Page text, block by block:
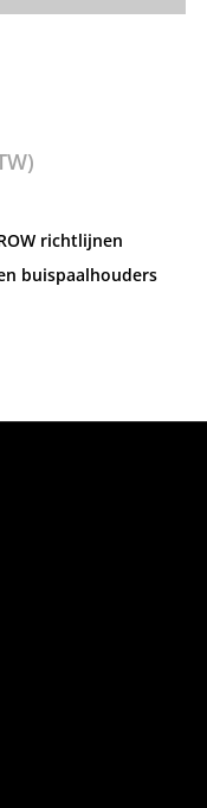
richtlijnen
buispaalhouders